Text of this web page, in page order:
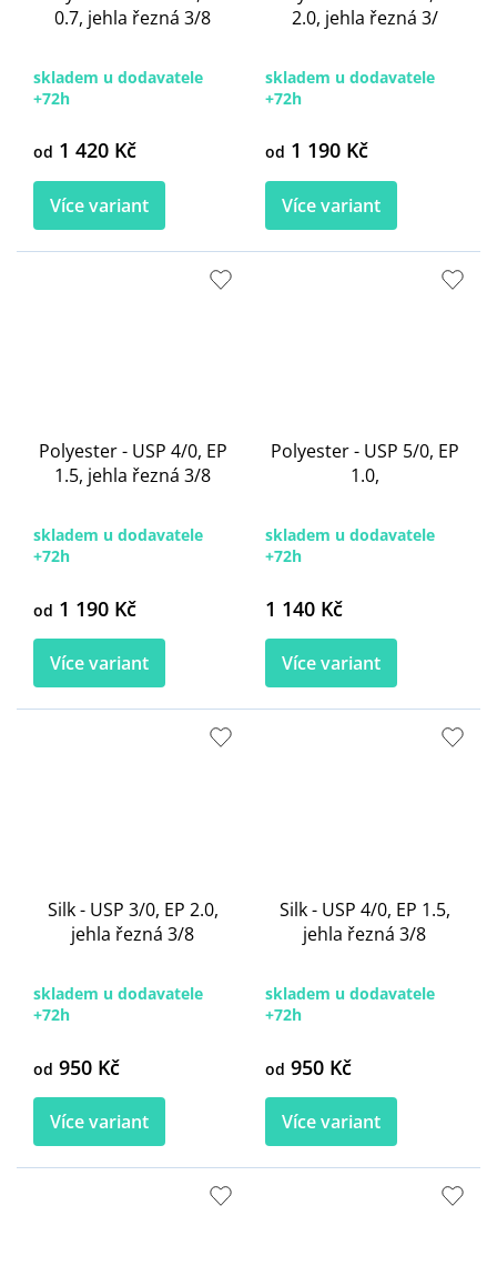
0.7, jehla řezná 3/8
skladem u dodavatele
+72h
od 1 420 Kč
Více variant
2.0, jehla řezná 3/
skladem u dodavatele
+72h
od 1 190 Kč
Více variant
Polyester - USP 4/0, EP
1.5, jehla řezná 3/8
skladem u dodavatele
+72h
od 1 190 Kč
Více variant
Polyester - USP 5/0, EP
1.0,
skladem u dodavatele
+72h
1 140 Kč
Více variant
Silk - USP 3/0, EP 2.0,
jehla řezná 3/8
skladem u dodavatele
+72h
od 950 Kč
Více variant
Silk - USP 4/0, EP 1.5,
jehla řezná 3/8
skladem u dodavatele
+72h
od 950 Kč
Více variant